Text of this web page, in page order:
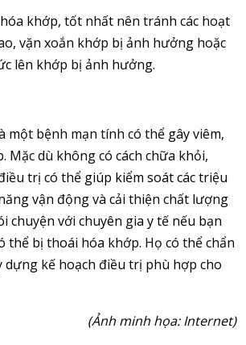
khớp, tốt nhất nên tránh các hoạt
vặn xoắn khớp bị ảnh hưởng hoặc
lên khớp bị ảnh hưởng.
một bệnh mạn tính có thể gây viêm,
Mặc dù không có cách chữa khỏi,
trị có thể giúp kiểm soát các triệu
vận động và cải thiện chất lượng
chuyện với chuyên gia y tế nếu bạn
thể bị thoái hóa khớp. Họ có thể chẩn
dựng kế hoạch điều trị phù hợp cho
(Ảnh minh họa: Internet)